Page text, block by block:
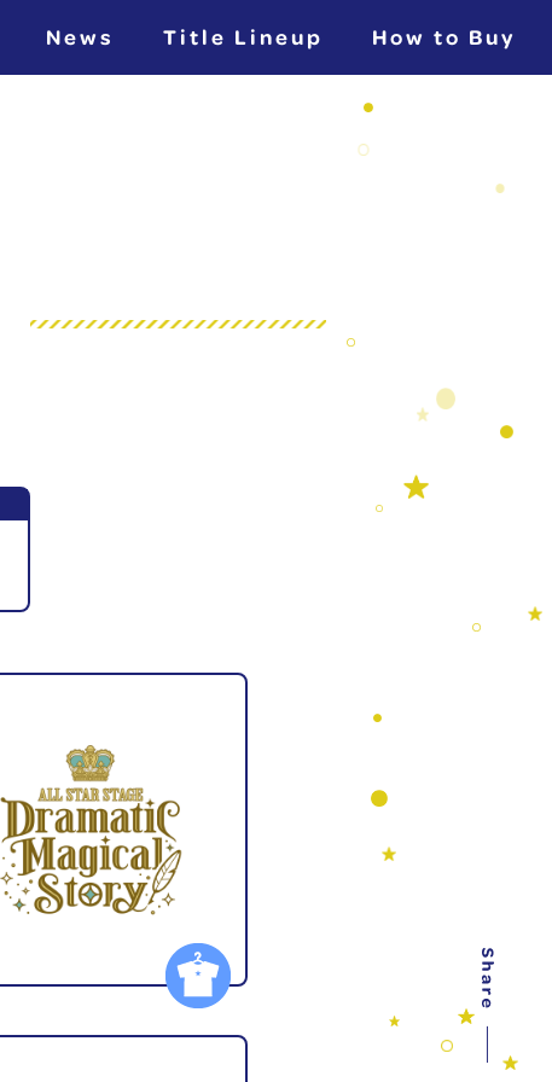
News Title Lineup How to Buy